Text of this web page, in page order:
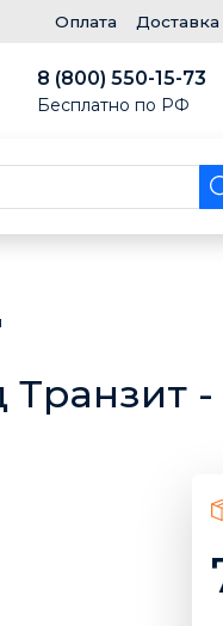
Оплата Доставка
8 (800) 550-15-73
Бесплатно по РФ
-